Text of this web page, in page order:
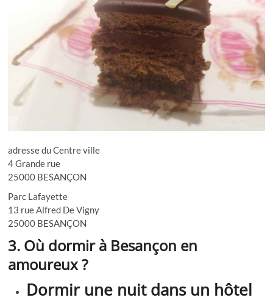
adresse du Centre ville
4 Grande rue
25000 BESANÇON
Parc Lafayette
13 rue Alfred De Vigny
25000 BESANÇON
3. Où dormir à Besançon en
amoureux ?
Dormir une nuit dans un hôtel